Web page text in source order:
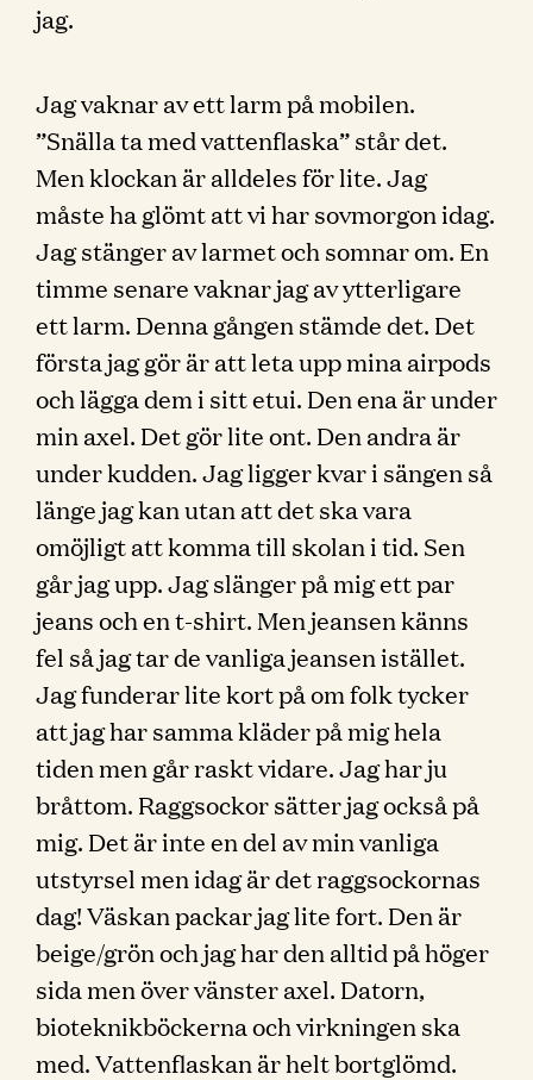
jag.
Jag vaknar av ett larm på mobilen.
”Snälla ta med vattenflaska” står det.
Men klockan är alldeles för lite. Jag
måste ha glömt att vi har sovmorgon idag.
Jag stänger av larmet och somnar om. En
timme senare vaknar jag av ytterligare
ett larm. Denna gången stämde det. Det
första jag gör är att leta upp mina airpods
och lägga dem i sitt etui. Den ena är under
min axel. Det gör lite ont. Den andra är
under kudden. Jag ligger kvar i sängen så
länge jag kan utan att det ska vara
omöjligt att komma till skolan i tid. Sen
går jag upp. Jag slänger på mig ett par
jeans och en t-shirt. Men jeansen känns
fel så jag tar de vanliga jeansen istället.
Jag funderar lite kort på om folk tycker
att jag har samma kläder på mig hela
tiden men går raskt vidare. Jag har ju
bråttom. Raggsockor sätter jag också på
mig. Det är inte en del av min vanliga
utstyrsel men idag är det raggsockornas
dag! Väskan packar jag lite fort. Den är
beige/grön och jag har den alltid på höger
sida men över vänster axel. Datorn,
bioteknikböckerna och virkningen ska
med. Vattenflaskan är helt bortglömd.